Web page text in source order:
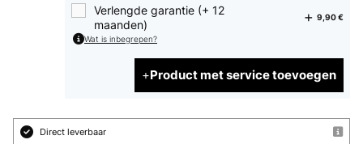
Verlengde garantie (+ 12
maanden)
9,90 €
Wat is inbegrepen?
Product met service toevoegen
Direct leverbaar